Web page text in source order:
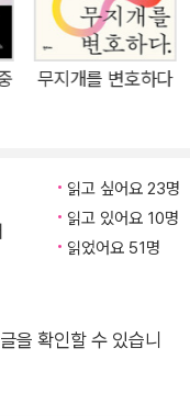
감각으로 제시한 영국
』가 출간되었다. 30대
스는 실제 자신이 겪은
론을 넘나들며 과시와
정서적 공감에 미숙한
을 영국 작가 특유의 이
성들이 어느 때보다
오늘, 친구·가족·직
들을 위한 남성문화
무지개를 변호하다
읽고 싶어요 23명
읽고 있어요 10명
읽었어요 51명
을 확인할 수 있습니